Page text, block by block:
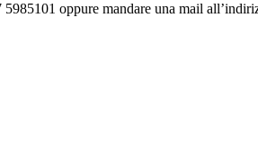
oppure mandare una mail